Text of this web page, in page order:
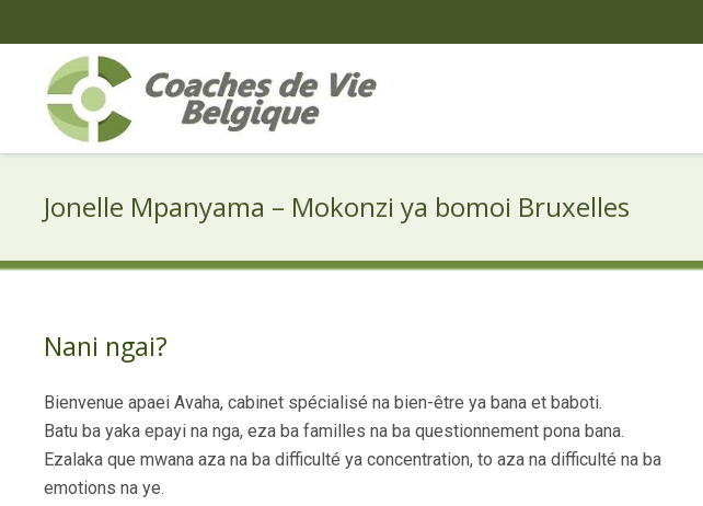
Jonelle Mpanyama – Mokonzi ya bomoi Bruxelles
Nani ngai?
Bienvenue apaei Avaha, cabinet spécialisé na bien-être ya bana et baboti.
Batu ba yaka epayi na nga, eza ba familles na ba questionnement pona bana.
Ezalaka que mwana aza na ba difficulté ya concentration, to aza na difficulté na ba
emotions na ye.